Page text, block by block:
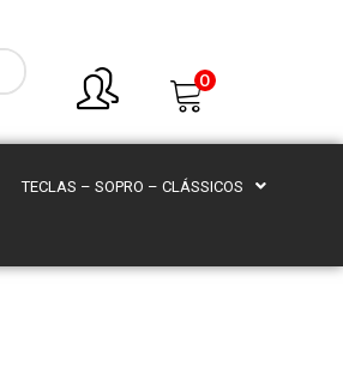
0
TECLAS – SOPRO – CLÁSSICOS